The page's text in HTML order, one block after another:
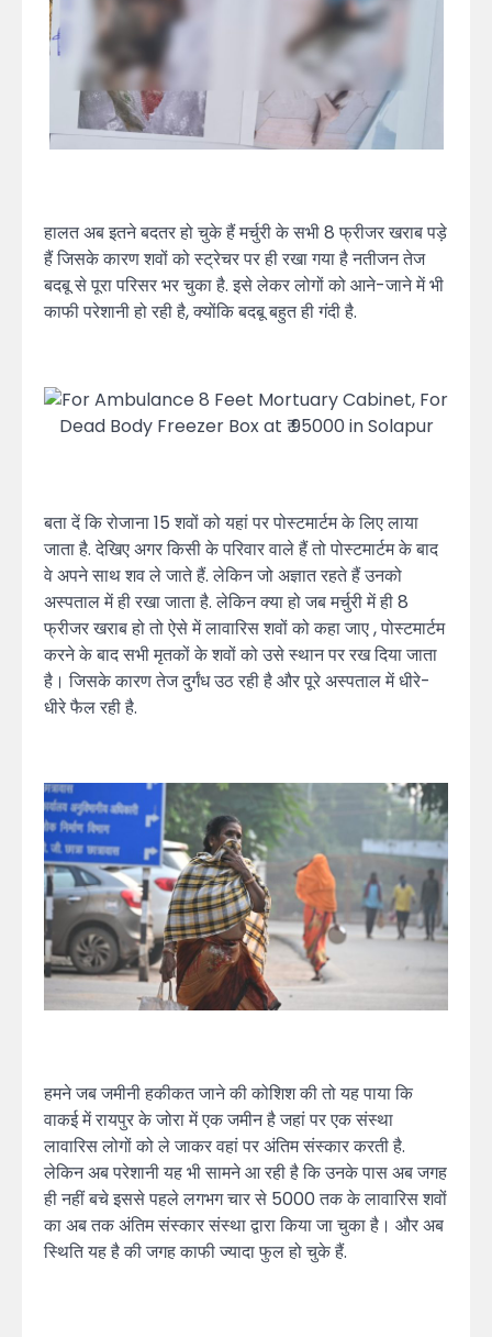
हालत अब इतने बदतर हो चुके हैं मर्चुरी के सभी 8 फ्रीजर खराब पड़े
हैं जिसके कारण शवों को स्ट्रेचर पर ही रखा गया है नतीजन तेज
बदबू से पूरा परिसर भर चुका है. इसे लेकर लोगों को आने-जाने में भी
काफी परेशानी हो रही है, क्योंकि बदबू बहुत ही गंदी है.
बता दें कि रोजाना 15 शवों को यहां पर पोस्टमार्टम के लिए लाया
जाता है. देखिए अगर किसी के परिवार वाले हैं तो पोस्टमार्टम के बाद
वे अपने साथ शव ले जाते हैं. लेकिन जो अज्ञात रहते हैं उनको
अस्पताल में ही रखा जाता है. लेकिन क्या हो जब मर्चुरी में ही 8
फ्रीजर खराब हो तो ऐसे में लावारिस शवों को कहा जाए , पोस्टमार्टम
करने के बाद सभी मृतकों के शवों को उसे स्थान पर रख दिया जाता
है। जिसके कारण तेज दुर्गंध उठ रही है और पूरे अस्पताल में धीरे-
धीरे फैल रही है.
हमने जब जमीनी हकीकत जाने की कोशिश की तो यह पाया कि
वाकई में रायपुर के जोरा में एक जमीन है जहां पर एक संस्था
लावारिस लोगों को ले जाकर वहां पर अंतिम संस्कार करती है.
लेकिन अब परेशानी यह भी सामने आ रही है कि उनके पास अब जगह
ही नहीं बचे इससे पहले लगभग चार से 5000 तक के लावारिस शवों
का अब तक अंतिम संस्कार संस्था द्वारा किया जा चुका है। और अब
स्थिति यह है की जगह काफी ज्यादा फुल हो चुके हैं.